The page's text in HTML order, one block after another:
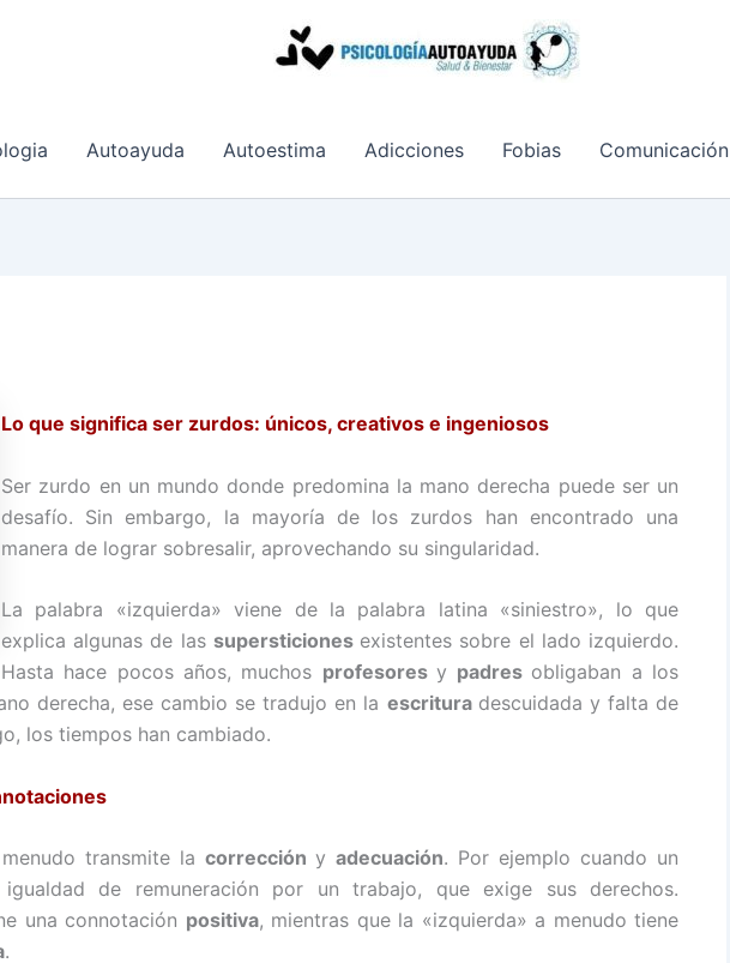
Autoayuda Autoestima Adicciones Fobias Comunicación
Lo que significa ser zurdos: únicos, creativos e ingeniosos
Ser zurdo en un mundo donde predomina la mano derecha puede ser un
desafío. Sin embargo, la mayoría de los zurdos han encontrado una
manera de lograr sobresalir, aprovechando su singularidad.
La palabra «izquierda» viene de la palabra latina «siniestro», lo que
explica algunas de las supersticiones existentes sobre el lado izquierdo.
Hasta hace pocos años, muchos profesores y padres obligaban a los
derecha, ese cambio se tradujo en la escritura descuidada y falta de
los tiempos han cambiado.
transmite la corrección y adecuación. Por ejemplo cuando un
de remuneración por un trabajo, que exige sus derechos.
una connotación positiva, mientras que la «izquierda» a menudo tiene
.